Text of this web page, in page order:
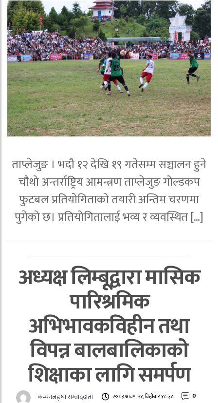
ताप्लेजुङ । भदौ १२ देखि १९ गतेसम्म सञ्चालन हुने
चौथो अन्तर्राष्ट्रिय आमन्त्रण ताप्लेजुङ गोल्डकप
फुटबल प्रतियोगिताको तयारी अन्तिम चरणमा
पुगेको छ। प्रतियोगितालाई भव्य र व्यवस्थित […]
अध्यक्ष लिम्बूद्वारा मासिक
पारिश्रमिक
अभिभावकविहीन तथा
विपन्न बालबालिकाको
शिक्षाका लागि समर्पण
कन्चनजङ्घा सम्वाददाता २०८३ श्रावण २१, बिहीबार १८:३८ 0